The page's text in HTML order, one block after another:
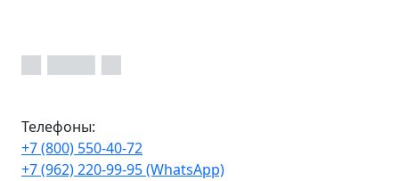
Телефоны:
+7 (800) 550-40-72
+7 (962) 220-99-95 (WhatsApp)